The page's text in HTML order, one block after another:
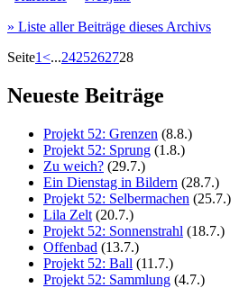
» Liste aller Beiträge dieses Archivs
Seite1<...2425262728
Neueste Beiträge
Projekt 52: Grenzen (8.8.)
Projekt 52: Sprung (1.8.)
Zu weich? (29.7.)
Ein Dienstag in Bildern (28.7.)
Projekt 52: Selbermachen (25.7.)
Lila Zelt (20.7.)
Projekt 52: Sonnenstrahl (18.7.)
Offenbad (13.7.)
Projekt 52: Ball (11.7.)
Projekt 52: Sammlung (4.7.)